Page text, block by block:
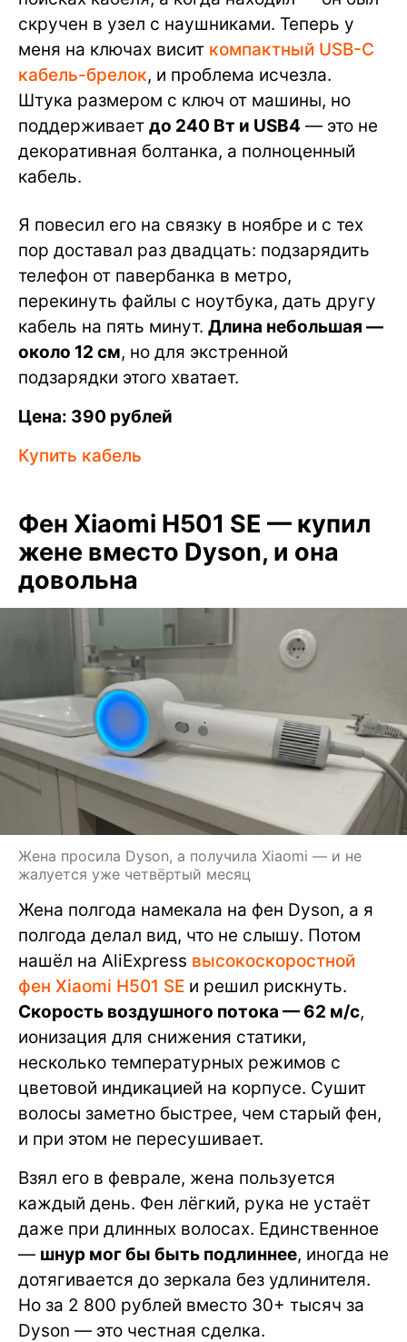
скручен в узел с наушниками. Теперь у
меня на ключах висит компактный USB-C
кабель-брелок, и проблема исчезла.
Штука размером с ключ от машины, но
поддерживает до 240 Вт и USB4 — это не
декоративная болтанка, а полноценный
кабель.
Я повесил его на связку в ноябре и с тех
пор доставал раз двадцать: подзарядить
телефон от павербанка в метро,
перекинуть файлы с ноутбука, дать другу
кабель на пять минут. Длина небольшая —
около 12 см, но для экстренной
подзарядки этого хватает.
Цена: 390 рублей
Купить кабель
Фен Xiaomi H501 SE — купил
жене вместо Dyson, и она
довольна
Жена просила Dyson, а получила Xiaomi — и не
жалуется уже четвёртый месяц
Жена полгода намекала на фен Dyson, а я
полгода делал вид, что не слышу. Потом
нашёл на AliExpress высокоскоростной
фен Xiaomi H501 SE и решил рискнуть.
Скорость воздушного потока — 62 м/с,
ионизация для снижения статики,
несколько температурных режимов с
цветовой индикацией на корпусе. Сушит
волосы заметно быстрее, чем старый фен,
и при этом не пересушивает.
Взял его в феврале, жена пользуется
каждый день. Фен лёгкий, рука не устаёт
даже при длинных волосах. Единственное
— шнур мог бы быть подлиннее, иногда не
дотягивается до зеркала без удлинителя.
Но за 2 800 рублей вместо 30+ тысяч за
Dyson — это честная сделка.